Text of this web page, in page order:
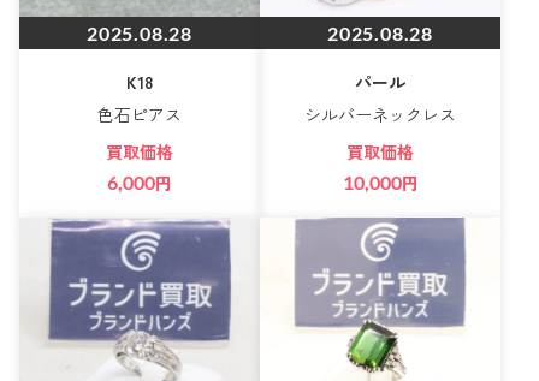
2025.08.28
K18
色石ピアス
買取価格
6,000円
2025.08.28
パール
シルバーネックレス
買取価格
10,000円